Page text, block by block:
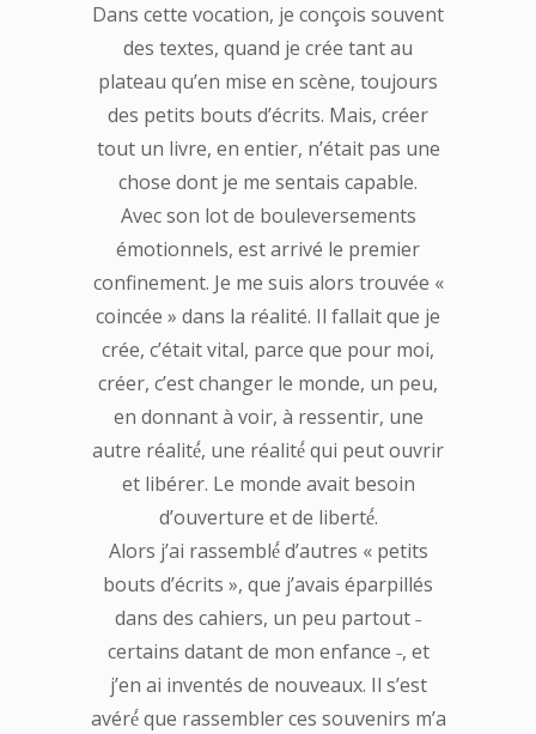
Dans cette vocation, je conçois souvent
des textes, quand je crée tant au
plateau qu’en mise en scène, toujours
des petits bouts d’écrits. Mais, créer
tout un livre, en entier, n’était pas une
chose dont je me sentais capable.
Avec son lot de bouleversements
émotionnels, est arrivé le premier
confinement. Je me suis alors trouvée «
coincée » dans la réalité. Il fallait que je
crée, c’était vital, parce que pour moi,
créer, c’est changer le monde, un peu,
en donnant à voir, à ressentir, une
autre réalité́, une réalité́ qui peut ouvrir
et libérer. Le monde avait besoin
d’ouverture et de liberté́.
Alors j’ai rassemblé́ d’autres « petits
bouts d’écrits », que j’avais éparpillés
dans des cahiers, un peu partout ˗
certains datant de mon enfance ˗, et
j’en ai inventés de nouveaux. Il s’est
avéré́ que rassembler ces souvenirs m’a